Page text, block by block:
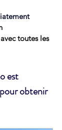
toutes les
est
obtenir